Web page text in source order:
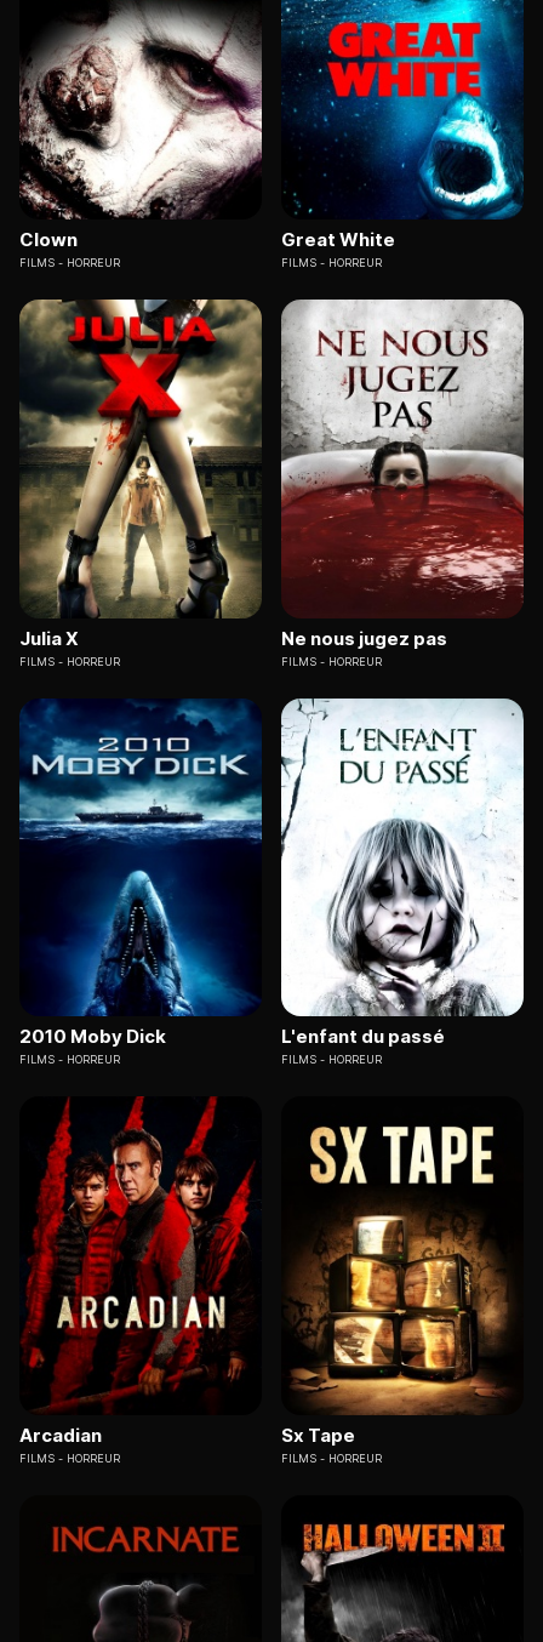
Clown
FILMS HORREUR
Great White
FILMS HORREUR
Julia X
FILMS HORREUR
Ne nous jugez pas
FILMS HORREUR
2010 Moby Dick
FILMS HORREUR
L'enfant du passé
FILMS HORREUR
Arcadian
FILMS HORREUR
Sx Tape
FILMS HORREUR